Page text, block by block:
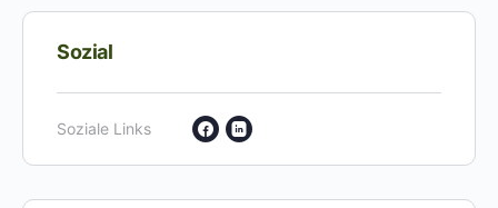
Sozial
Soziale Links